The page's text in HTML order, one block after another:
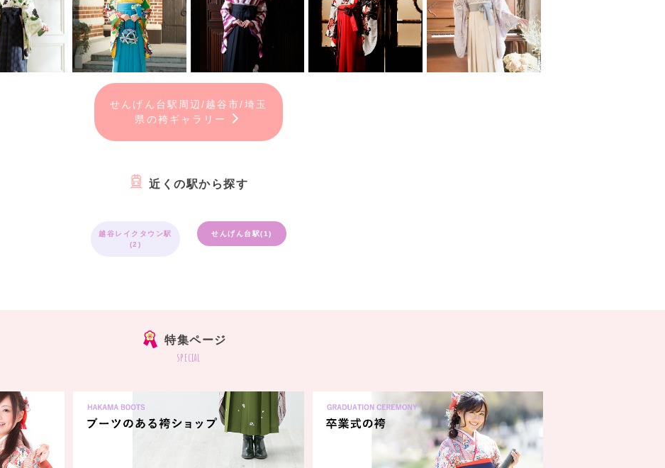
せんげん台駅周辺/越谷市/埼玉
県の袴ギャラリー
近くの駅から探す
越谷レイクタウン駅
(2)
せんげん台駅(1)
特集ページ
special